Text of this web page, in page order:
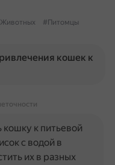
#Питомцы
кошек к
к питьевой
с водой в
их в разных